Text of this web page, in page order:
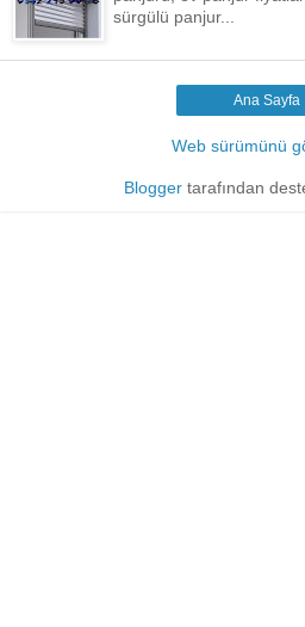
sürgülü panjur...
Ana Sayfa
Web sürümünü
Bloggertarafından